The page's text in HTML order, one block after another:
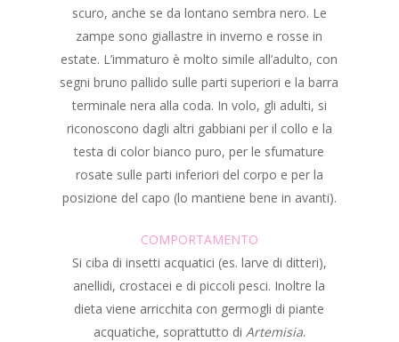
scuro, anche se da lontano sembra nero. Le
zampe sono giallastre in inverno e rosse in
estate. L’immaturo è molto simile all’adulto, con
segni bruno pallido sulle parti superiori e la barra
terminale nera alla coda. In volo, gli adulti, si
riconoscono dagli altri gabbiani per il collo e la
testa di color bianco puro, per le sfumature
rosate sulle parti inferiori del corpo e per la
posizione del capo (lo mantiene bene in avanti).
COMPORTAMENTO
Si ciba di insetti acquatici (es. larve di ditteri),
anellidi, crostacei e di piccoli pesci. Inoltre la
dieta viene arricchita con germogli di piante
acquatiche, soprattutto di Artemisia.